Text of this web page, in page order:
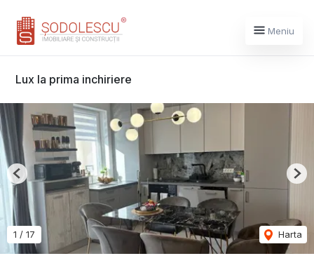
Meniu
Lux la prima inchiriere
1 / 17 Harta
Previous